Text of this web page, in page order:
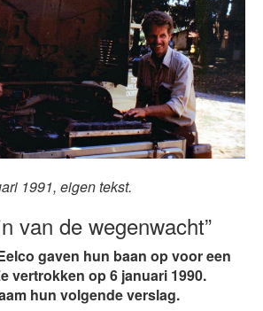
1991, eigen tekst.
van de wegenwacht”
gaven hun baan op voor een
vertrokken op 6 januari 1990.
hun volgende verslag.